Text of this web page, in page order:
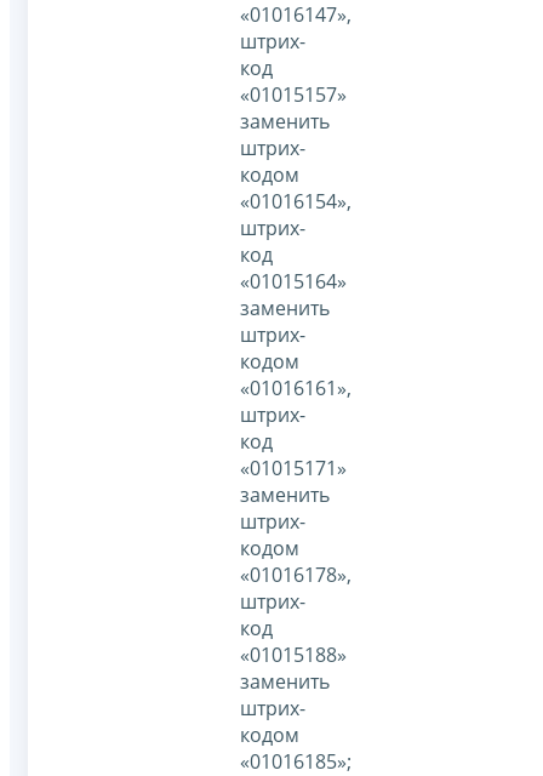
«01016147»,
штрих-
код
«01015157»
заменить
штрих-
кодом
«01016154»,
штрих-
код
«01015164»
заменить
штрих-
кодом
«01016161»,
штрих-
код
«01015171»
заменить
штрих-
кодом
«01016178»,
штрих-
код
«01015188»
заменить
штрих-
кодом
«01016185»;